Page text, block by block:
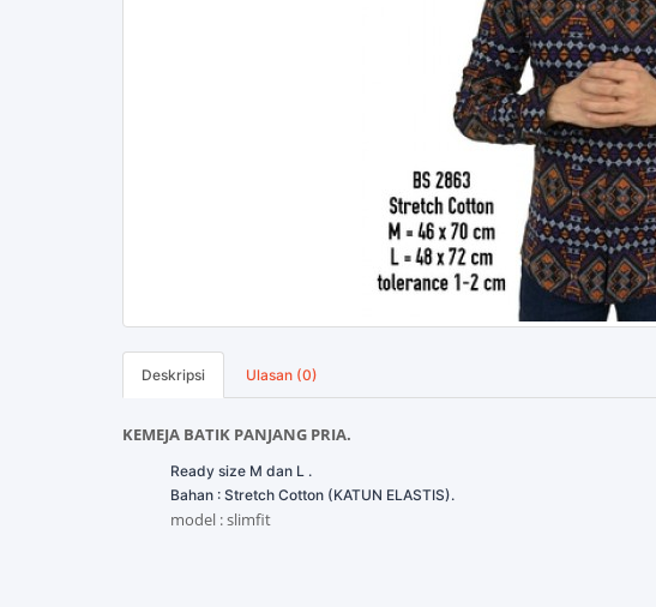
Deskripsi Ulasan (0)
KEMEJA BATIK PANJANG PRIA.
Ready size M dan L .
Bahan : Stretch Cotton (KATUN ELASTIS).
model : slimfit